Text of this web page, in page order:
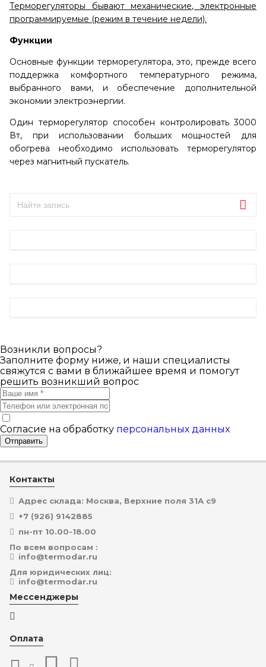
Терморегуляторы бывают механические, электронные
программируемые (режим в течение недели).
Функции
Основные функции терморегулятора, это, прежде всего
поддержка комфортного температурного режима,
выбранного вами, и обеспечение дополнительной
экономии электроэнергии.
Один терморегулятор способен контролировать 3000
Вт, при использовании больших мощностей для
обогрева необходимо использовать терморегулятор
через магнитный пускатель.
Возникли вопросы?
Заполните форму ниже, и наши специалисты
свяжутся с вами в ближайшее время и помогут
решить возникший вопрос
Согласие на обработку персональных данных
Отправить
Контакты
Адрес склада: Москва, Верхние поля 31А с9
+7 (926) 9142885
пн-пт 10.00-18.00
По всем вопросам :
info@termodar.ru
Для юридических лиц:
info@termodar.ru
Мессенджеры
Оплата